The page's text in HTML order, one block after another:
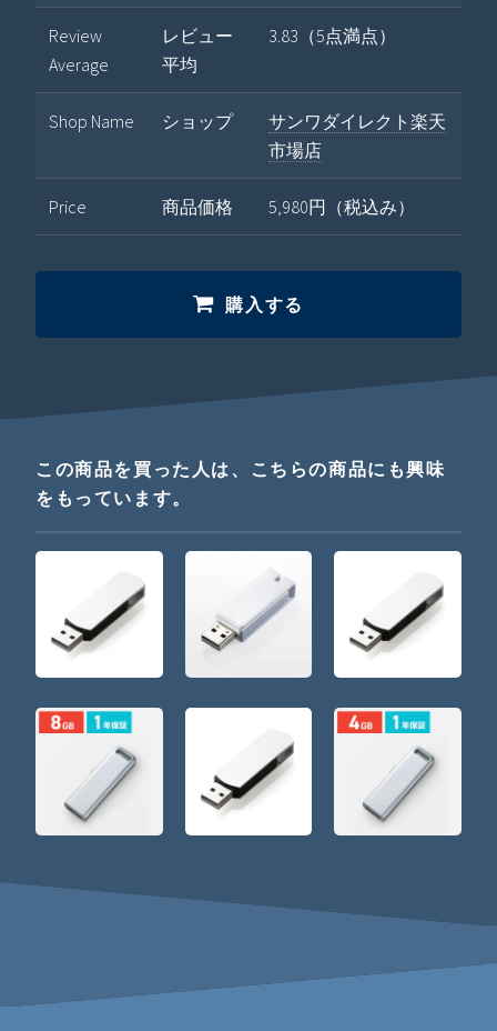
Review
Average
レビュー
平均
3.83（5点満点）
Shop Name ショップ
サンワダイレクト楽天
市場店
Price 商品価格 5,980円（税込み）
購入する
この商品を買った人は、こちらの商品にも興味
をもっています。